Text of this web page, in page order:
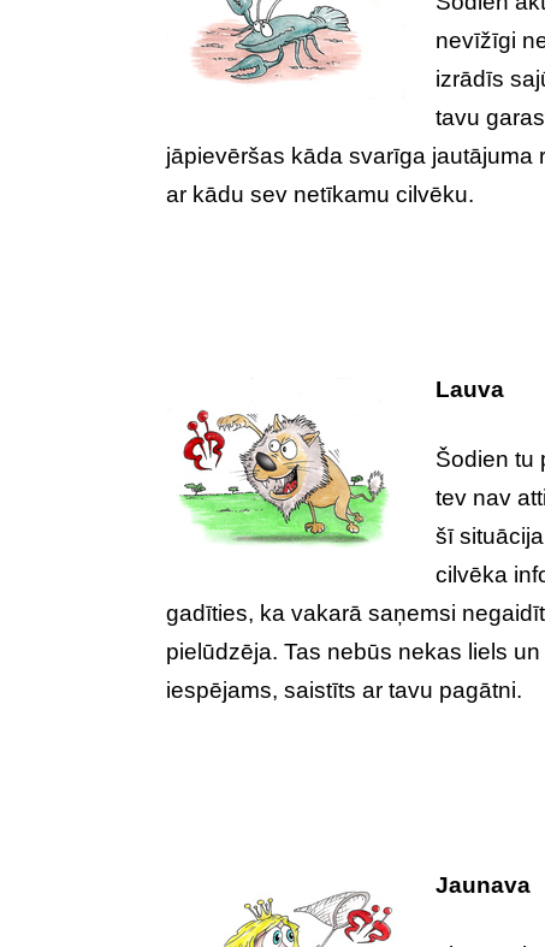
nevīžīgi
izrādīs
tavu
jāpievēršas kāda svarīga jautājuma
ar kādu sev netīkamu cilvēku.
Lauva
Šodien tu
tev nav
šī
cilvēka
gadīties, ka vakarā saņemsi
pielūdzēja. Tas nebūs nekas liels
iespējams, saistīts ar tavu pagātni.
Jaunava